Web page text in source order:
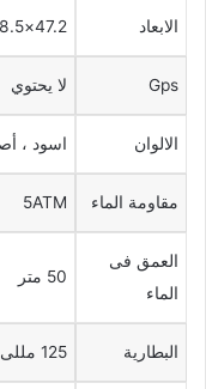
الابعاد 47.2×18.5×12.4
Gps لا يحتوي
الالوان اسود ،
مقاومة الماء 5ATM
العمق فى
الماء
50 متر
البطارية 125 مللى امبير